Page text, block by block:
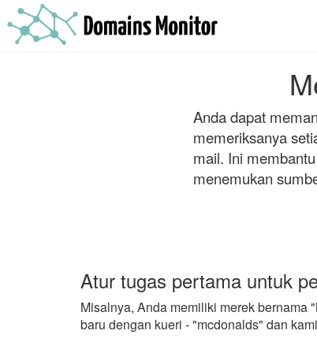
Anda dapat
memeriksanya
mail. Ini
menemukan
Atur tugas pertama untuk
Misalnya, Anda memiliki merek bernama
baru dengan kueri - "mcdonalds" dan